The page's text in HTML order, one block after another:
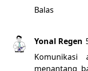
Balas
Yonal Regen
menantang